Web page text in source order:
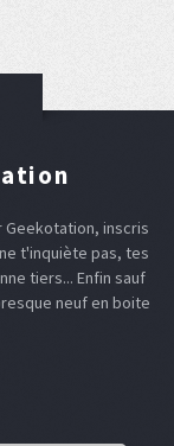
Geekotation, inscris
t'inquiète pas, tes
tiers... Enfin sauf
neuf en boite